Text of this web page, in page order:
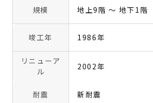
規模 地上9階 〜 地下1階
竣工年 1986年
リニューア
ル
2002年
耐震 新耐震